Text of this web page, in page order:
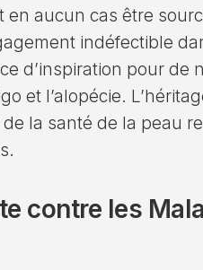
en aucun cas être
indéfectible
d’inspiration pour de
et l’alopécie.
la santé de la peau
contre les